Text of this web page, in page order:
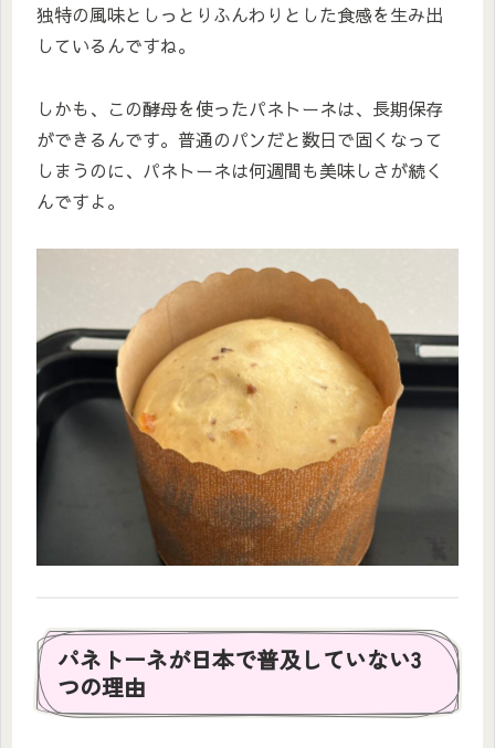
独特の風味としっとりふんわりとした食感を生み出
しているんですね。
しかも、この酵母を使ったパネトーネは、長期保存
ができるんです。普通のパンだと数日で固くなって
しまうのに、パネトーネは何週間も美味しさが続く
んですよ。
パネトーネが日本で普及していない3
つの理由